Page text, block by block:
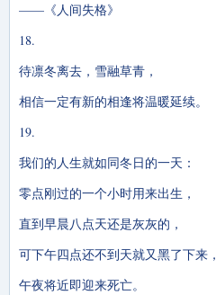
——《人间失格》
18.
待凛冬离去，雪融草青，
相信一定有新的相逢将温暖延续。
19.
我们的人生就如同冬日的一天：
零点刚过的一个小时用来出生，
直到早晨八点天还是灰灰的，
可下午四点还不到天就又黑了下来，
午夜将近即迎来死亡。